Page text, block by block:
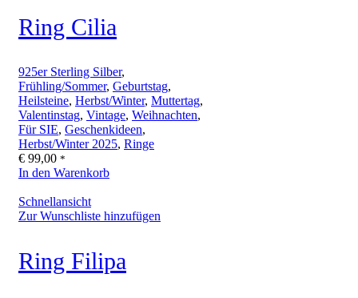
Ring Cilia
925er Sterling Silber,
Frühling/Sommer, Geburtstag,
Heilsteine, Herbst/Winter, Muttertag,
Valentinstag, Vintage, Weihnachten,
Für SIE, Geschenkideen,
Herbst/Winter 2025, Ringe
€ 99,00 *
In den Warenkorb
Schnellansicht
Zur Wunschliste hinzufügen
Ring Filipa